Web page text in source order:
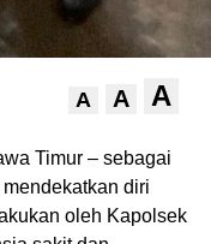
A A A
Timur – sebagai
diri
oleh Kapolsek